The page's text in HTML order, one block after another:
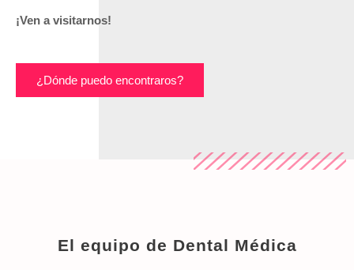
¡Ven a visitarnos!
¿Dónde puedo encontraros?
El equipo de Dental Médica